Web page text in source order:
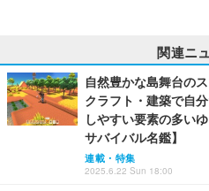
関連ニ
自然豊かな島舞台の
クラフト・建築で自
しやすい要素の多い
サバイバル名鑑】
連載・特集
2025.6.22 Sun 18:00